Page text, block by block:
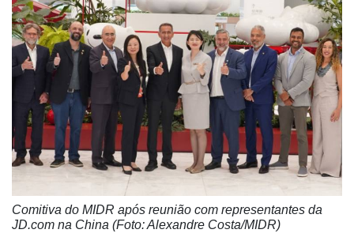
Comitiva do MIDR após reunião com representantes da
JD.com na China (Foto: Alexandre Costa/MIDR)